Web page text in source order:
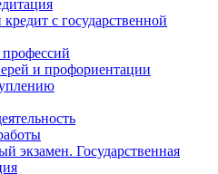
с государственной
и профориентации
экзамен. Государственная